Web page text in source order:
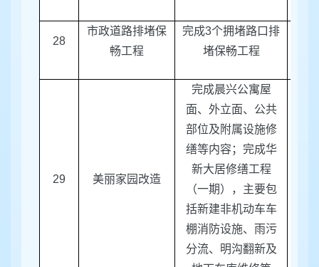
28
市政道路排堵保
畅工程
完成3个拥堵路口排
堵保畅工程
29 美丽家园改造
完成晨兴公寓屋
面、外立面、公共
部位及附属设施修
缮等内容；完成华
新大居修缮工程
（一期），主要包
括新建非机动车车
棚消防设施、雨污
分流、明沟翻新及